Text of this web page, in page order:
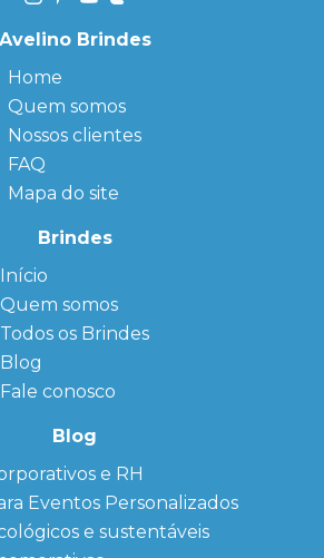
Avelino Brindes
Home
Quem somos
Nossos clientes
FAQ
Mapa do site
Brindes
Início
Quem somos
← Back
FAQ
Sitemap
Todos os Brindes
← Back
Agendas
Personalizadas
Personalizado
personalizados
Brindes
Corporativos
Copos Térmicos
Personalizados
Blog
Fale conosco
Blog
e RH
Eventos Personalizados
e sustentáveis